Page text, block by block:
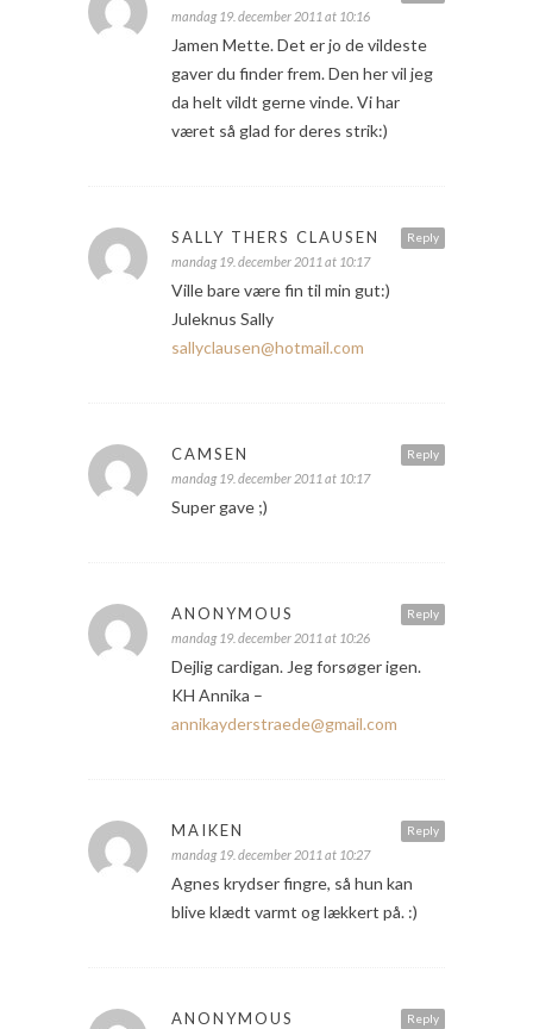
mandag 19. december 2011 at 10:16
Jamen Mette. Det er jo de vildeste
gaver du finder frem. Den her vil jeg
da helt vildt gerne vinde. Vi har
været så glad for deres strik:)
Reply
SALLY THERS CLAUSEN
mandag 19. december 2011 at 10:17
Ville bare være fin til min gut:)
Juleknus Sally
sallyclausen@hotmail.com
Reply
CAMSEN
mandag 19. december 2011 at 10:17
Super gave ;)
Reply
ANONYMOUS
mandag 19. december 2011 at 10:26
Dejlig cardigan. Jeg forsøger igen.
KH Annika –
annikayderstraede@gmail.com
Reply
MAIKEN
mandag 19. december 2011 at 10:27
Agnes krydser fingre, så hun kan
blive klædt varmt og lækkert på. :)
Reply
ANONYMOUS